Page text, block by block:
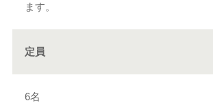
ます。
定員
6名